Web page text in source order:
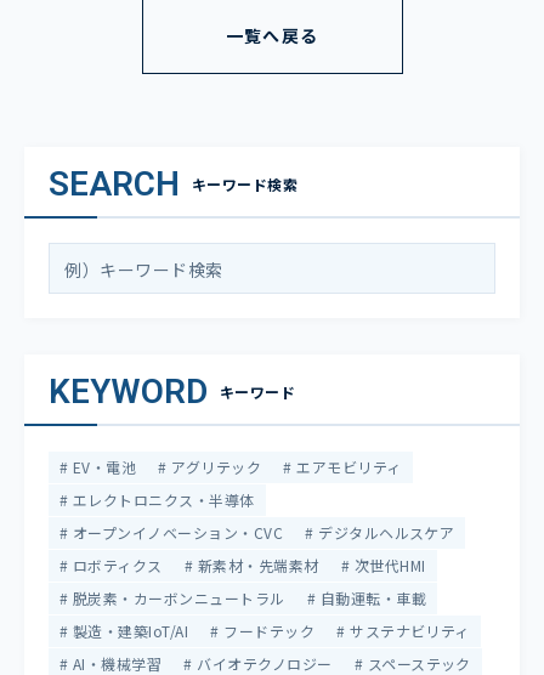
一覧へ戻る
SEARCH キーワード検索
KEYWORD キーワード
EV・電池 アグリテック
エアモビリティ
エレクトロニクス・半導体
オープンイノベーション・CVC
デジタルヘルスケア
ロボティクス
新素材・先端素材
次世代HMI
脱炭素・カーボンニュートラル
自動運転・車載
製造・建築IoT/AI
フードテック
サステナビリティ
AI・機械学習
バイオテクノロジー
スペーステック